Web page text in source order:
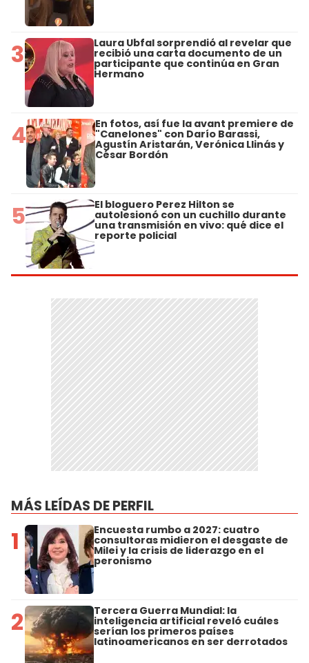
3 Laura Ubfal sorprendió al revelar que
recibió una carta documento de un
participante que continúa en Gran
Hermano
4 En fotos, así fue la avant premiere de
"Canelones" con Darío Barassi,
Agustín Aristarán, Verónica Llinás y
César Bordón
5 El bloguero Perez Hilton se
autolesionó con un cuchillo durante
una transmisión en vivo: qué dice el
reporte policial
MÁS LEÍDAS DE PERFIL
1 Encuesta rumbo a 2027: cuatro
consultoras midieron el desgaste de
Milei y la crisis de liderazgo en el
peronismo
2 Tercera Guerra Mundial: la
inteligencia artificial reveló cuáles
serían los primeros países
latinoamericanos en ser derrotados